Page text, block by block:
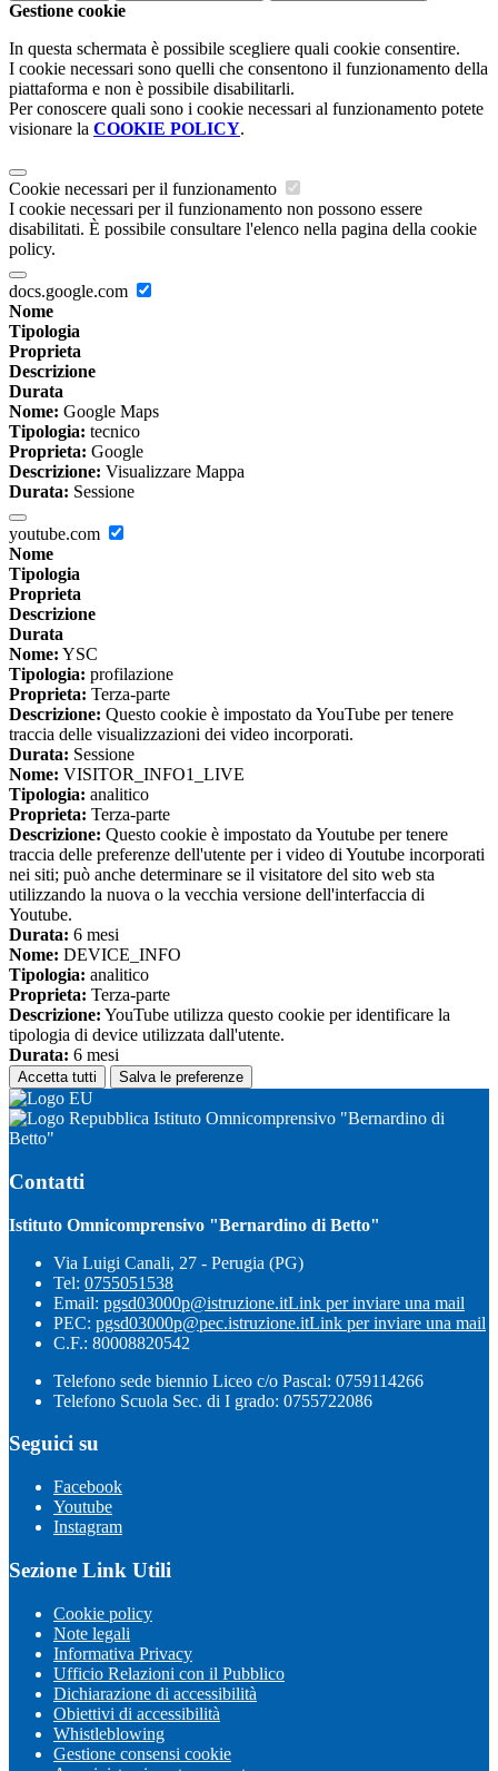
Gestione cookie
In questa schermata è possibile scegliere quali cookie consentire.
I cookie necessari sono quelli che consentono il funzionamento della
piattaforma e non è possibile disabilitarli.
Per conoscere quali sono i cookie necessari al funzionamento potete
visionare la COOKIE POLICY.
Cookie necessari per il funzionamento
I cookie necessari per il funzionamento non possono essere
disabilitati. È possibile consultare l'elenco nella pagina della cookie
policy.
docs.google.com
Nome
Tipologia
Proprieta
Descrizione
Durata
Nome: Google Maps
Tipologia: tecnico
Proprieta: Google
Descrizione: Visualizzare Mappa
Durata: Sessione
youtube.com
Nome
Tipologia
Proprieta
Descrizione
Durata
Nome: YSC
Tipologia: profilazione
Proprieta: Terza-parte
Descrizione: Questo cookie è impostato da YouTube per tenere
traccia delle visualizzazioni dei video incorporati.
Durata: Sessione
Nome: VISITOR_INFO1_LIVE
Tipologia: analitico
Proprieta: Terza-parte
Descrizione: Questo cookie è impostato da Youtube per tenere
traccia delle preferenze dell'utente per i video di Youtube incorporati
nei siti; può anche determinare se il visitatore del sito web sta
utilizzando la nuova o la vecchia versione dell'interfaccia di
Youtube.
Durata: 6 mesi
Nome: DEVICE_INFO
Tipologia: analitico
Proprieta: Terza-parte
Descrizione: YouTube utilizza questo cookie per identificare la
tipologia di device utilizzata dall'utente.
Durata: 6 mesi
Accetta tutti Salva le preferenze
Istituto Omnicomprensivo "Bernardino di
Betto"
Contatti
Istituto Omnicomprensivo "Bernardino di Betto"
Via Luigi Canali, 27 - Perugia (PG)
Tel: 0755051538
Email: pgsd03000p@istruzione.itLink per inviare una mail
PEC: pgsd03000p@pec.istruzione.itLink per inviare una mail
C.F.: 80008820542
Telefono sede biennio Liceo c/o Pascal: 0759114266
Telefono Scuola Sec. di I grado: 0755722086
Seguici su
Facebook
Youtube
Instagram
Sezione Link Utili
Cookie policy
Note legali
Informativa Privacy
Ufficio Relazioni con il Pubblico
Dichiarazione di accessibilità
Obiettivi di accessibilità
Whistleblowing
Gestione consensi cookie